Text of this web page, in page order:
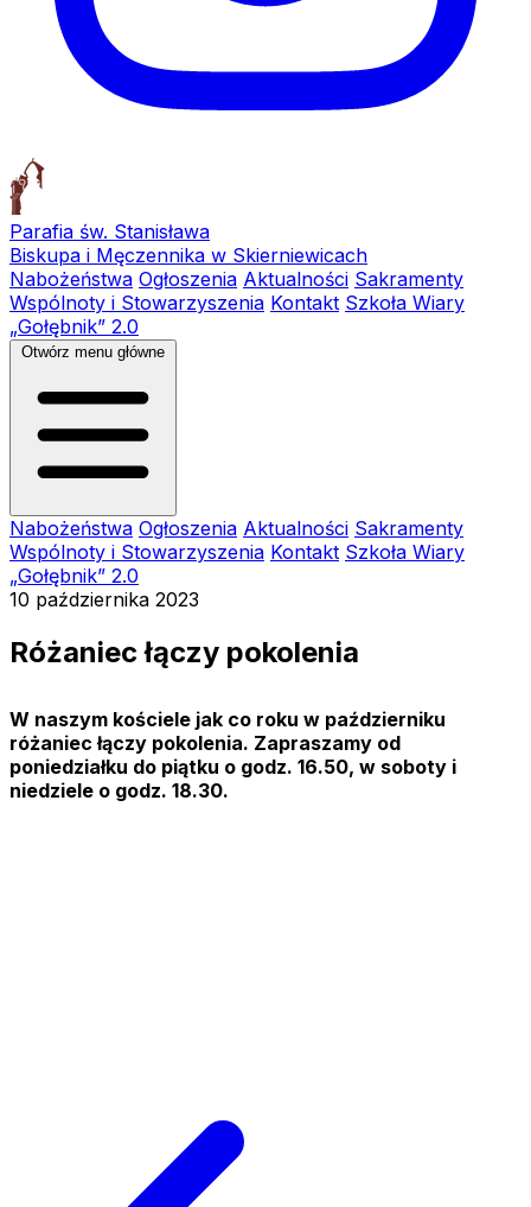
Parafia św. Stanisława
Biskupa i Męczennika w Skierniewicach
Nabożeństwa Ogłoszenia Aktualności Sakramenty
Wspólnoty i Stowarzyszenia Kontakt Szkoła Wiary
„Gołębnik” 2.0
Otwórz menu główne
Nabożeństwa Ogłoszenia Aktualności Sakramenty
Wspólnoty i Stowarzyszenia Kontakt Szkoła Wiary
„Gołębnik” 2.0
10 października 2023
Różaniec łączy pokolenia
W naszym kościele jak co roku w październiku
różaniec łączy pokolenia. Zapraszamy od
poniedziałku do piątku o godz. 16.50, w soboty i
niedziele o godz. 18.30.